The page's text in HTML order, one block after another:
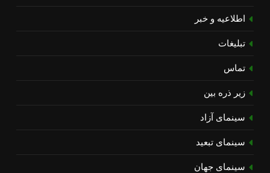
اطلاعیه و خبر
تبلیغات
تماس
زیر ذره بین
سینمای آزاد
سینمای تبعید
سینمای جهان